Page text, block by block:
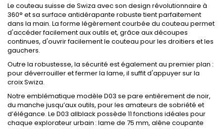
Le couteau suisse de Swiza avec son design révolutionnaire à
360° et sa surface antidérapante robuste tient parfaitement
dans la main. La forme légèrement courbée du couteau permet
d'accéder facilement aux outils et, grâce aux découpes
continues, d'ouvrir facilement le couteau pour les droitiers et les
gauchers.
Outre la robustesse, la sécurité est également au premier plan :
pour déverrouiller et fermer la lame, il suffit d'appuyer sur la
croix Swiza.
Notre emblématique modèle D03 se pare entièrement de noir,
du manche jusqu’aux outils, pour les amateurs de sobriété et
d’élégance. Le D03 allblack possède 11 fonctions idéales pour
chaque explorateur urbain : lame de 75 mm, alêne coupante